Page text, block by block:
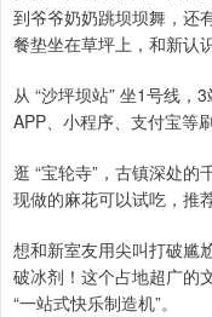
到爷爷奶奶跳坝坝舞，还
餐垫坐在草坪上，和新认
从 “沙坪坝站” 坐1号线，
APP、小程序、支付宝等
逛 “宝轮寺”，古镇深处的
现做的麻花可以试吃，推
想和新室友用尖叫打破尴
破冰剂！这个占地超广的
“一站式快乐制造机”。